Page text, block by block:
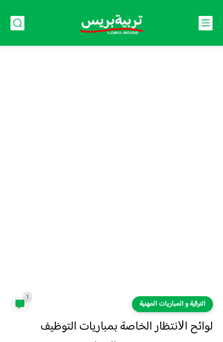
الترقية و المباريات المهنية
1
لوائح اﻻنتظار الخاصة بمباريات التوظيف